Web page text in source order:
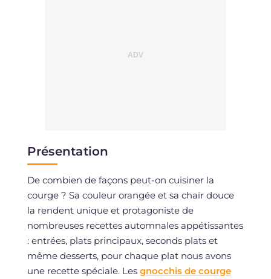
Présentation
De combien de façons peut-on cuisiner la
courge ? Sa couleur orangée et sa chair douce
la rendent unique et protagoniste de
nombreuses recettes automnales appétissantes
: entrées, plats principaux, seconds plats et
même desserts, pour chaque plat nous avons
une recette spéciale. Les gnocchis de courge